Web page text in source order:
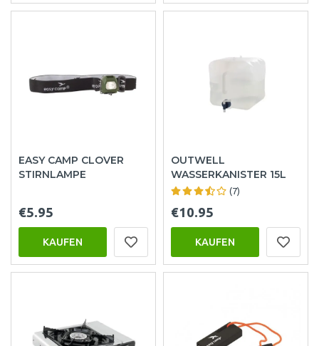
EASY CAMP CLOVER
STIRNLAMPE
€5.95
KAUFEN
OUTWELL
WASSERKANISTER 15L
(7)
€10.95
KAUFEN